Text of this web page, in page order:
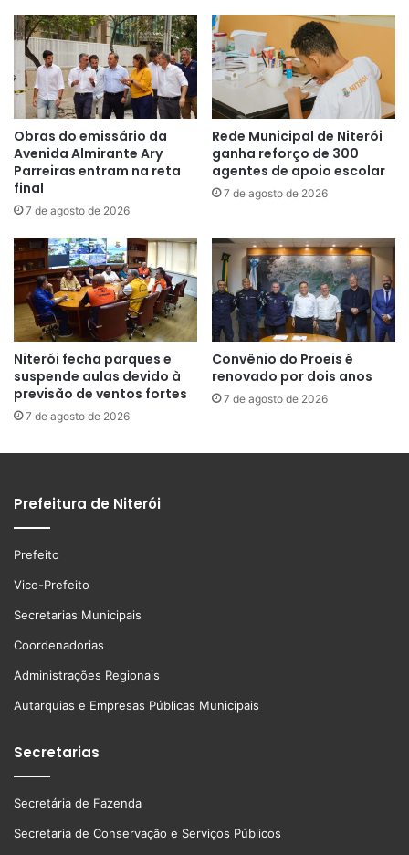
Obras do emissário da
Avenida Almirante Ary
Parreiras entram na reta
final
7 de agosto de 2026
Rede Municipal de Niterói
ganha reforço de 300
agentes de apoio escolar
7 de agosto de 2026
Niterói fecha parques e
suspende aulas devido à
previsão de ventos fortes
7 de agosto de 2026
Convênio do Proeis é
renovado por dois anos
7 de agosto de 2026
Prefeitura de Niterói
Prefeito
Vice-Prefeito
Secretarias Municipais
Coordenadorias
Administrações Regionais
Autarquias e Empresas Públicas Municipais
Secretarias
Secretária de Fazenda
Secretaria de Conservação e Serviços Públicos